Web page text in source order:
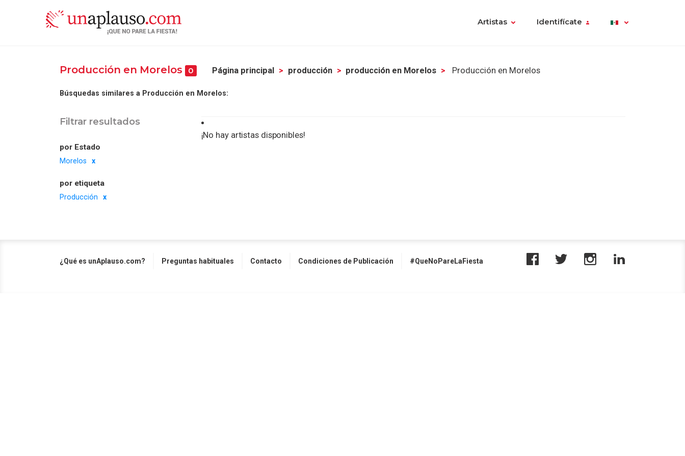
Artistas Identifícate
Producción en Morelos 0 Página principal producción producción en Morelos Producción en Morelos
Búsquedas similares a Producción en Morelos:
Filtrar resultados
por Estado
Morelos
por etiqueta
Producción
¡No hay artistas disponibles!
¿Qué es unAplauso.com? Preguntas habituales Contacto Condiciones de Publicación #QueNoPareLaFiesta